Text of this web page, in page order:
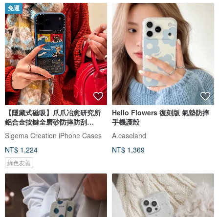
免運
【隱藏式磁吸】爪爪冶愈研究所
鋁合金按鍵全磨砂防摔防刮
iPhone17
Sigema Creation iPhone Cases
NT$ 1,224
綠色友善
Hello Flowers 復刻版 氣墊防摔
手機護殻
A.caseland
NT$ 1,369